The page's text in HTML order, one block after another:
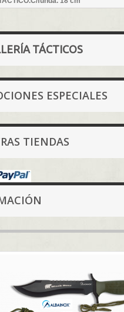
TÁCTICOS
ESPECIALES
TIENDAS